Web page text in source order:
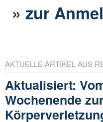
»zur
AKTUELLE ARTIKEL AUS
Aktualisiert:
Wochenende